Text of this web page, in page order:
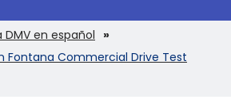
DMV en español
Fontana Commercial Drive Test